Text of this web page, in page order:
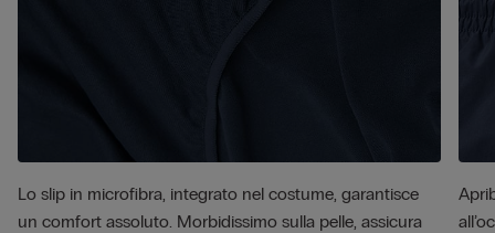
Lo slip in microfibra, integrato nel costume, garantisce
un comfort assoluto. Morbidissimo sulla pelle, assicura